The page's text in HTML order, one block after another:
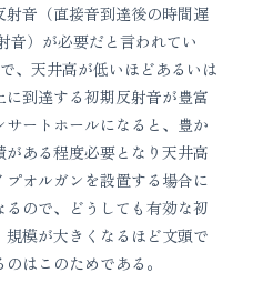
音（直接音到達後の時間遅
音）が必要だと言われてい
、天井高が低いほどあるいは
到達する初期反射音が豊富
ートホールになると、豊か
ある程度必要となり天井高
オルガンを設置する場合に
ので、どうしても有効な初
模が大きくなるほど文頭で
はこのためである。